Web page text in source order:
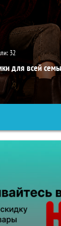
32
для всей